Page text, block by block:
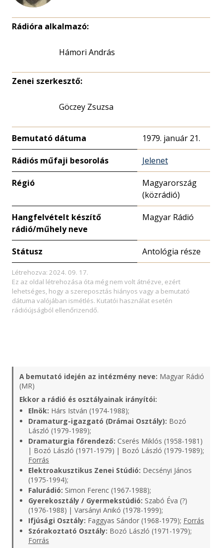
Rádióra alkalmazó:
Hámori András
Zenei szerkesztő:
Göczey Zsuzsa
Bemutató dátuma 1979. január 21.
Rádiós műfaji besorolás Jelenet
Régió
Magyarország
(közrádió)
Hangfelvételt készítő
rádió/műhely neve
Magyar Rádió
Státusz Antológia része
Létrehozva: 2024. 09. 17.
Ez az oldal létrehozása óta még nem volt átnézve, ezért
lehetséges, hogy a szereposztás hiányos vagy a bemutató
dátuma valójában ismétlés. Kutatói használat esetén
rádióújságból ellenőrizendő.
A bemutató idején az intézmény neve: Magyar Rádió
(MR)
Ekkor a rádió és osztályainak irányítói:
Elnök: Hárs István (1974-1988);
Dramaturg-igazgató (Drámai Osztály): Bozó
László (1979-1989);
Dramaturgia főrendező: Cserés Miklós (1958-1981)
| Bozó László (1971-1979) | Bozó László (1979-1989);
Forrás
Elektroakusztikus Zenei Stúdió: Decsényi János
(1975-1994);
Falurádió: Simon Ferenc (1967-1988);
Gyerekosztály / Gyermekstúdió: Szabó Éva (?)
(1976-1988) | Varsányi Anikó (1978-1999);
Ifjúsági Osztály: Faggyas Sándor (1968-1979); Forrás
Szórakoztató Osztály: Bozó László (1971-1979);
Forrás